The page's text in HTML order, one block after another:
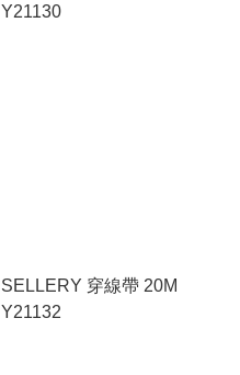
Y21130
SELLERY 穿線帶 20M
Y21132